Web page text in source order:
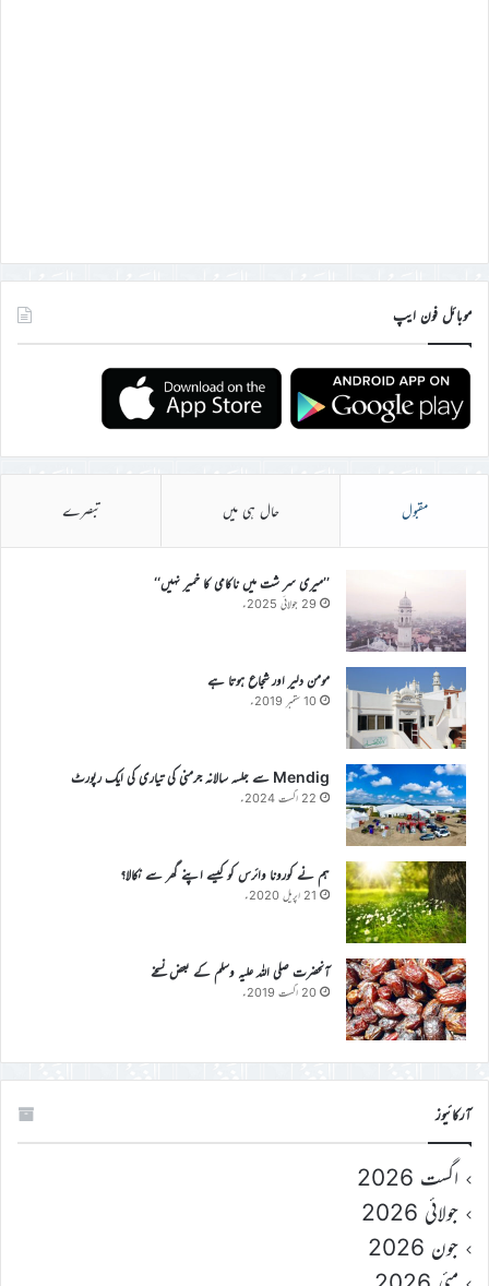
موبائل فون ایپ
مقبول حال ہی میں تبصرے
’’میری سر شت میں ناکامی کا خمیر نہیں‘‘
29 جولائی 2025ء
مومن دلیر اور شجاع ہوتا ہے
10 ستمبر 2019ء
Mendig سے جلسہ سالانہ جرمنی کی تیاری کی ایک رپورٹ
22 اگست 2024ء
ہم نے کورونا وائرس کو کیسے اپنے گھر سے نکالا؟
21 اپریل 2020ء
آنحضرت صلی اللہ علیہ وسلم کے بعض نسخے
20 اگست 2019ء
آرکائیوز
اگست 2026
جولائی 2026
جون 2026